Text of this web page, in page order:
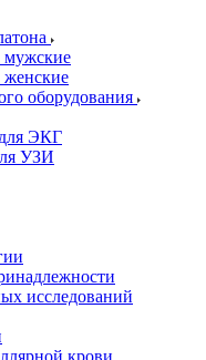
мужские
женские
оборудования
ЭКГ
УЗИ
исследований
крови